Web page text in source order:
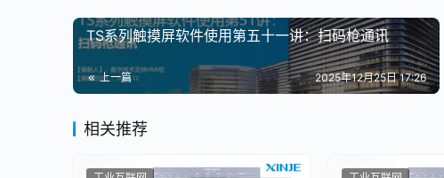
TS系列触摸屏软件使用第五十一讲：扫码枪通讯
上一篇 2025年12月25日 17:26
相关推荐